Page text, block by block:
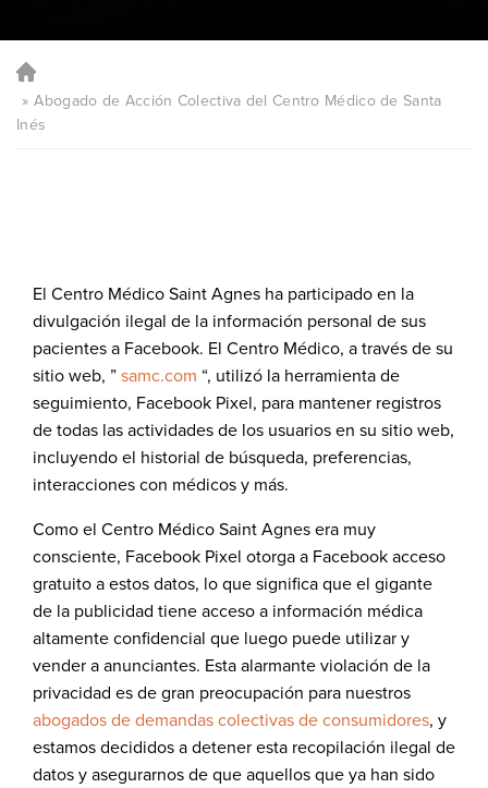
Abogado de Acción Colectiva del Centro Médico de Santa
Inés
El Centro Médico Saint Agnes ha participado en la
divulgación ilegal de la información personal de sus
pacientes a Facebook. El Centro Médico, a través de su
sitio web, ”samc.com “, utilizó la herramienta de
seguimiento, Facebook Pixel, para mantener registros
de todas las actividades de los usuarios en su sitio web,
incluyendo el historial de búsqueda, preferencias,
interacciones con médicos y más.
Como el Centro Médico Saint Agnes era muy
consciente, Facebook Pixel otorga a Facebook acceso
gratuito a estos datos, lo que significa que el gigante
de la publicidad tiene acceso a información médica
altamente confidencial que luego puede utilizar y
vender a anunciantes. Esta alarmante violación de la
privacidad es de gran preocupación para nuestros
abogados de demandas colectivas de consumidores, y
estamos decididos a detener esta recopilación ilegal de
datos y asegurarnos de que aquellos que ya han sido